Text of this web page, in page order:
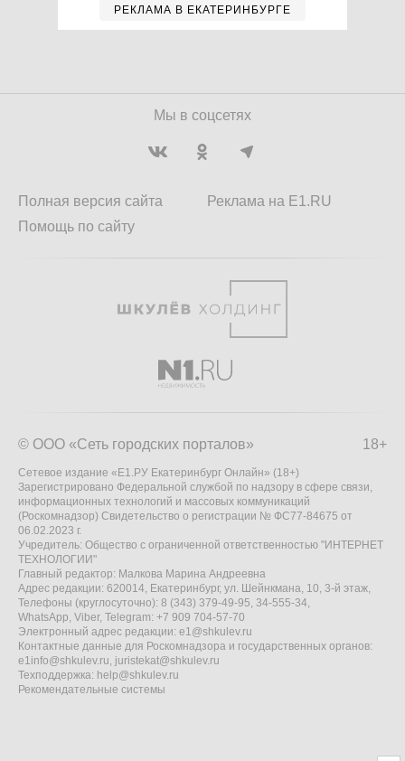
РЕКЛАМА В ЕКАТЕРИНБУРГЕ
Мы в соцсетях
Полная версия сайта
Помощь по сайту
Реклама на E1.RU
18+
© ООО «Сеть городских порталов»
Сетевое издание «Е1.РУ Екатеринбург Онлайн» (18+)
Зарегистрировано Федеральной службой по надзору в сфере связи,
информационных технологий и массовых коммуникаций
(Роскомнадзор) Свидетельство о регистрации № ФС77-84675 от
06.02.2023 г.
Учредитель: Общество с ограниченной ответственностью "ИНТЕРНЕТ
ТЕХНОЛОГИИ"
Главный редактор: Малкова Марина Андреевна
Адрес редакции: 620014, Екатеринбург, ул. Шейнкмана, 10, 3-й этаж,
Телефоны (круглосуточно): 8 (343) 379-49-95, 34-555-34,
WhatsApp, Viber, Telegram: +7 909 704-57-70
Электронный адрес редакции: e1@shkulev.ru
Контактные данные для Роскомнадзора и государственных органов:
e1info@shkulev.ru, juristekat@shkulev.ru
Техподдержка: help@shkulev.ru
Рекомендательные системы